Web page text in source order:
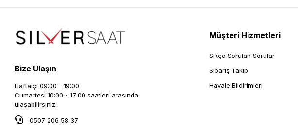
Bize Ulaşın
Haftaiçi 09:00 - 19:00
Cumartesi 10:00 - 17:00 saatleri arasında
ulaşabilirsiniz.
0507 206 58 37
Müşteri Hizmetleri
Sıkça Sorulan Sorular
Sipariş Takip
Havale Bildirimleri